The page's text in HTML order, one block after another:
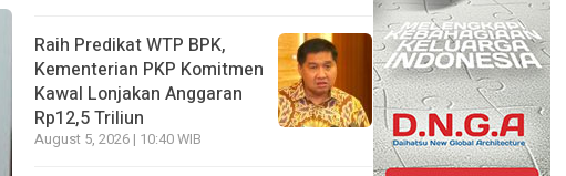
Raih Predikat WTP BPK,
Kementerian PKP Komitmen
Kawal Lonjakan Anggaran
Rp12,5 Triliun
August 5, 2026 | 10:40 WIB